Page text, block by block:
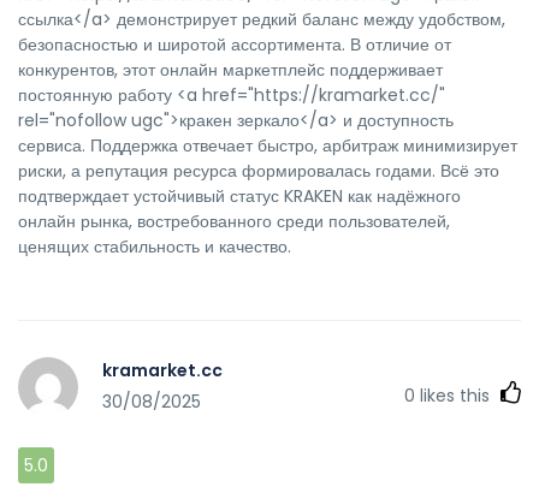
ссылка</a> демонстрирует редкий баланс между удобством,
безопасностью и широтой ассортимента. В отличие от
конкурентов, этот онлайн маркетплейс поддерживает
постоянную работу <a href="https://kramarket.cc/"
rel="nofollow ugc">кракен зеркало</a> и доступность
сервиса. Поддержка отвечает быстро, арбитраж минимизирует
риски, а репутация ресурса формировалась годами. Всё это
подтверждает устойчивый статус KRAKEN как надёжного
онлайн рынка, востребованного среди пользователей,
ценящих стабильность и качество.
kramarket.cc
30/08/2025
0 likes this
5.0